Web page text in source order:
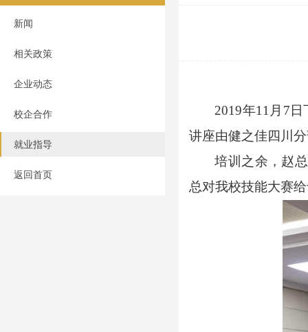
新闻
相关政策
企业动态
校企合作
就业指导
返回首页
2019年11月7
讲座由健之佳四川
培训之余，赵
总对我校技能大赛